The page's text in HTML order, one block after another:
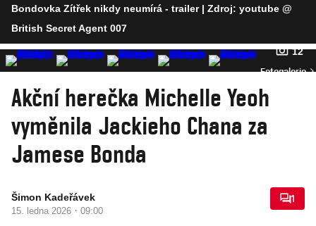
Bondovka Zítřek nikdy neumírá - trailer | Zdroj: youtube @
British Secret Agent 007
12
Fotogalerie
Akční herečka Michelle Yeoh
vyměnila Jackieho Chana za
Jamese Bonda
Šimon Kadeřávek
15. ledna 2026 · 09:00
1